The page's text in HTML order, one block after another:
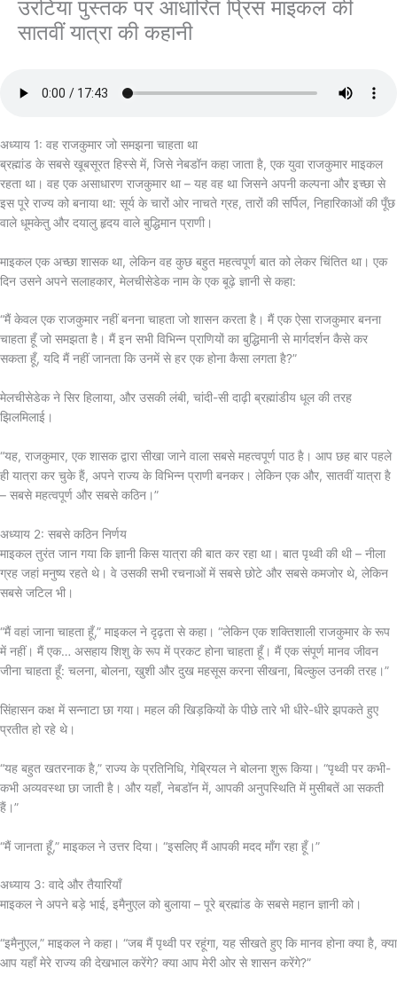
उरंटिया पुस्तक पर आधारित प्रिंस माइकल की
सातवीं यात्रा की कहानी
अध्याय 1: वह राजकुमार जो समझना चाहता था
ब्रह्मांड के सबसे खूबसूरत हिस्से में, जिसे नेबडॉन कहा जाता है, एक युवा राजकुमार माइकल
रहता था। वह एक असाधारण राजकुमार था – यह वह था जिसने अपनी कल्पना और इच्छा से
इस पूरे राज्य को बनाया था: सूर्य के चारों ओर नाचते ग्रह, तारों की सर्पिल, निहारिकाओं की पूँछ
वाले धूमकेतु और दयालु हृदय वाले बुद्धिमान प्राणी।
माइकल एक अच्छा शासक था, लेकिन वह कुछ बहुत महत्वपूर्ण बात को लेकर चिंतित था। एक
दिन उसने अपने सलाहकार, मेलचीसेडेक नाम के एक बूढ़े ज्ञानी से कहा:
“मैं केवल एक राजकुमार नहीं बनना चाहता जो शासन करता है। मैं एक ऐसा राजकुमार बनना
चाहता हूँ जो समझता है। मैं इन सभी विभिन्न प्राणियों का बुद्धिमानी से मार्गदर्शन कैसे कर
सकता हूँ, यदि मैं नहीं जानता कि उनमें से हर एक होना कैसा लगता है?”
मेलचीसेडेक ने सिर हिलाया, और उसकी लंबी, चांदी-सी दाढ़ी ब्रह्मांडीय धूल की तरह
झिलमिलाई।
“यह, राजकुमार, एक शासक द्वारा सीखा जाने वाला सबसे महत्वपूर्ण पाठ है। आप छह बार पहले
ही यात्रा कर चुके हैं, अपने राज्य के विभिन्न प्राणी बनकर। लेकिन एक और, सातवीं यात्रा है
– सबसे महत्वपूर्ण और सबसे कठिन।”
अध्याय 2: सबसे कठिन निर्णय
माइकल तुरंत जान गया कि ज्ञानी किस यात्रा की बात कर रहा था। बात पृथ्वी की थी – नीला
ग्रह जहां मनुष्य रहते थे। वे उसकी सभी रचनाओं में सबसे छोटे और सबसे कमजोर थे, लेकिन
सबसे जटिल भी।
“मैं वहां जाना चाहता हूँ,” माइकल ने दृढ़ता से कहा। “लेकिन एक शक्तिशाली राजकुमार के रूप
में नहीं। मैं एक… असहाय शिशु के रूप में प्रकट होना चाहता हूँ। मैं एक संपूर्ण मानव जीवन
जीना चाहता हूँ: चलना, बोलना, खुशी और दुख महसूस करना सीखना, बिल्कुल उनकी तरह।”
सिंहासन कक्ष में सन्नाटा छा गया। महल की खिड़कियों के पीछे तारे भी धीरे-धीरे झपकते हुए
प्रतीत हो रहे थे।
“यह बहुत खतरनाक है,” राज्य के प्रतिनिधि, गेब्रियल ने बोलना शुरू किया। “पृथ्वी पर कभी-
कभी अव्यवस्था छा जाती है। और यहाँ, नेबडॉन में, आपकी अनुपस्थिति में मुसीबतें आ सकती
हैं।”
“मैं जानता हूँ,” माइकल ने उत्तर दिया। “इसलिए मैं आपकी मदद माँग रहा हूँ।”
अध्याय 3: वादे और तैयारियाँ
माइकल ने अपने बड़े भाई, इमैनुएल को बुलाया – पूरे ब्रह्मांड के सबसे महान ज्ञानी को।
“इमैनुएल,” माइकल ने कहा। “जब मैं पृथ्वी पर रहूंगा, यह सीखते हुए कि मानव होना क्या है, क्या
आप यहाँ मेरे राज्य की देखभाल करेंगे? क्या आप मेरी ओर से शासन करेंगे?”